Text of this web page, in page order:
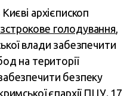
архієпископ
голодування,
влади забезпечити
на території
безпеку
єпархії ПЦУ. 17